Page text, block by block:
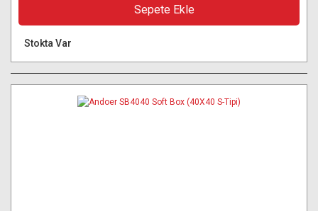
Sepete Ekle
Stokta Var